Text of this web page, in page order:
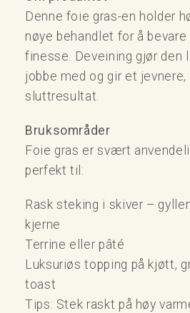
Denne foie gras-en holder
nøye behandlet for å bevare
finesse. Deveining gjør den
jobbe med og gir et
sluttresultat.
Bruksområder
Foie gras er svært
perfekt til:
Rask steking i skiver –
kjerne
Terrine eller pâté
Luksuriøs topping på kjøtt,
toast
Tips: Stek raskt på høy